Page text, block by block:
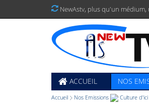
NewAstv, plusqu'un médium,
ACCUEIL NOS
Accueil Nos Emissions Culture